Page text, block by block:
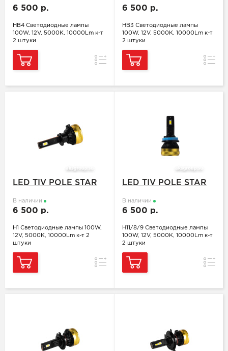
6 500 р.
HB4 Светодиодные лампы
100W, 12V, 5000K, 10000Lm к-т
2 штуки
Сравнение
6 500 р.
HB3 Светодиодные лампы
100W, 12V, 5000K, 10000Lm к-т
2 штуки
LED TIV POLE STAR
В наличии
6 500 р.
H1 Светодиодные лампы 100W,
12V, 5000K, 10000Lm к-т 2
штуки
Сравнение
LED TIV POLE STAR
В наличии
6 500 р.
H11/8/9 Светодиодные лампы
100W, 12V, 5000K, 10000Lm к-т
2 штуки